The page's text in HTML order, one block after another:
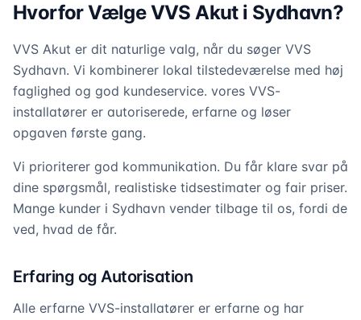
Hvorfor Vælge VVS Akut i Sydhavn?
VVS Akut er dit naturlige valg, når du søger VVS
Sydhavn. Vi kombinerer lokal tilstedeværelse med høj
faglighed og god kundeservice. vores VVS-
installatører er autoriserede, erfarne og løser
opgaven første gang.
Vi prioriterer god kommunikation. Du får klare svar på
dine spørgsmål, realistiske tidsestimater og fair priser.
Mange kunder i Sydhavn vender tilbage til os, fordi de
ved, hvad de får.
Erfaring og Autorisation
Alle erfarne VVS-installatører er erfarne og har